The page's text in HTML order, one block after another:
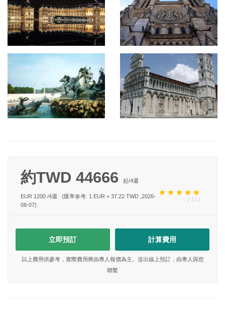
約TWD 44666 起/4週
EUR 1200 /4週 ( 13 )
(匯率參考: 1 EUR = 37.22 TWD ,2026-
08-07)
立即預訂 計算費用
以上費用供參考，實際費用將由專人報價為主。送出線上預訂，由專人與您
聯繫